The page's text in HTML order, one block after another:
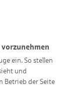
ein. So stellen
und
Betrieb der Seite